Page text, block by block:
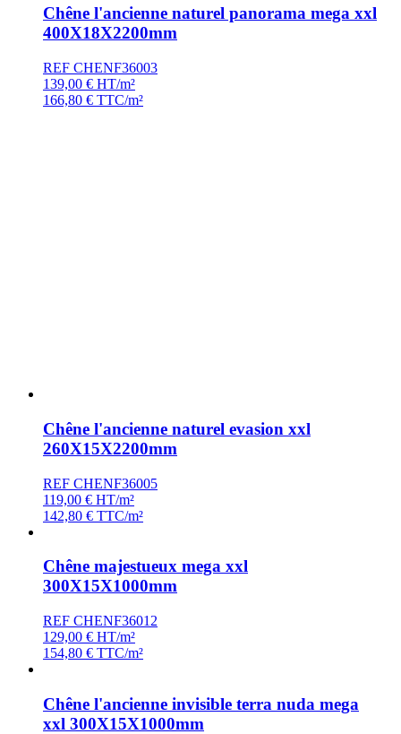
Chêne l'ancienne naturel panorama mega xxl
400X18X2200mm
REF CHENF36003
139,00 € HT/m²
166,80 € TTC/m²
Chêne l'ancienne naturel evasion xxl
260X15X2200mm
REF CHENF36005
119,00 € HT/m²
142,80 € TTC/m²
Chêne majestueux mega xxl
300X15X1000mm
REF CHENF36012
129,00 € HT/m²
154,80 € TTC/m²
Chêne l'ancienne invisible terra nuda mega
xxl 300X15X1000mm